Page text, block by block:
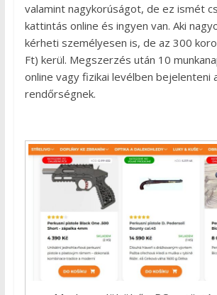
valamint nagykorúságot, de ez ismét
kattintás online és ingyen van. Aki
kérheti személyesen is, de az 300
Ft) kerül. Megszerzés után 10
online vagy fizikai levélben bejelenteni
rendőrségnek.